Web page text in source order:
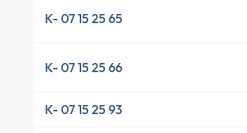
K- 07 15 25 65
K- 07 15 25 66
K- 07 15 25 93